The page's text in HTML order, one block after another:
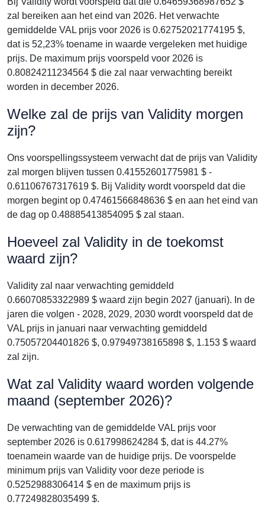
zal bereiken aan het eind van 2026. Het verwachte
gemiddelde VAL prijs voor 2026 is 0.62752021774195 $,
dat is 52,23% toename in waarde vergeleken met huidige
prijs. De maximum prijs voorspeld voor 2026 is
0.80824211234564 $ die zal naar verwachting bereikt
worden in december 2026.
Welke zal de prijs van Validity morgen
zijn?
Ons voorspellingssysteem verwacht dat de prijs van Validity
zal morgen blijven tussen 0.41552601775981 $ -
0.61106767317619 $. Bij Validity wordt voorspeld dat die
morgen begint op 0.47461566848636 $ en aan het eind van
de dag op 0.48885413854095 $ zal staan.
Hoeveel zal Validity in de toekomst
waard zijn?
Validity zal naar verwachting gemiddeld
0.66070853322989 $ waard zijn begin 2027 (januari). In de
jaren die volgen - 2028, 2029, 2030 wordt voorspeld dat de
VAL prijs in januari naar verwachting gemiddeld
0.75057204401826 $, 0.97949738165898 $, 1.153 $ waard
zal zijn.
Wat zal Validity waard worden volgende
maand (september 2026)?
De verwachting van de gemiddelde VAL prijs voor
september 2026 is 0.617998624284 $, dat is 44.27%
toenamein waarde van de huidige prijs. De voorspelde
minimum prijs van Validity voor deze periode is
0.5252988306414 $ en de maximum prijs is
0.77249828035499 $.